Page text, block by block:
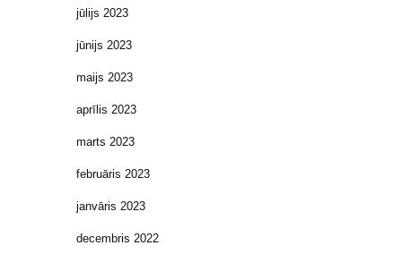
jūlijs 2023
jūnijs 2023
maijs 2023
aprīlis 2023
marts 2023
februāris 2023
janvāris 2023
decembris 2022